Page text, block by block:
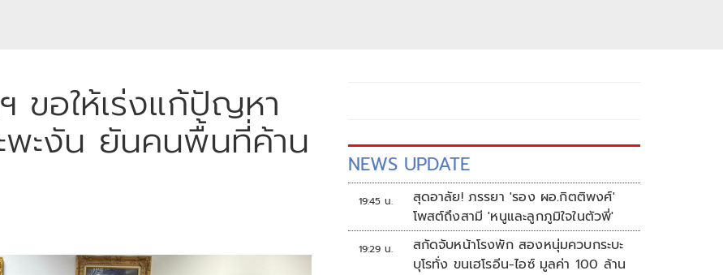
ขอให้เร่งแก้ปัญหา
พะงัน ยันคนพื้นที่ค้าน NEWS UPDATE
19:45 น.
สุดอาลัย! ภรรยา 'รอง ผอ.กิตติพงศ์'
โพสต์ถึงสามี 'หนูและลูกภูมิใจในตัวพี่'
19:29 น.
สกัดจับหน้าโรงพัก สองหนุ่มควบกระบะ
บุโรทั่ง ขนเฮโรอีน-ไอซ์ มูลค่า 100 ล้าน